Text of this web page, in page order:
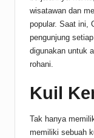
wisatawan dan
popular. Saat ini,
pengunjung
digunakan untuk
rohani.
Kuil
Tak hanya
memiliki sebuah